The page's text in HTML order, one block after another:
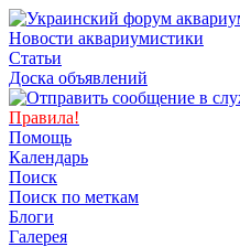
Новости аквариумистики
Статьи
Доска объявлений
Правила!
Помощь
Календарь
Поиск
Поиск по меткам
Блоги
Галерея